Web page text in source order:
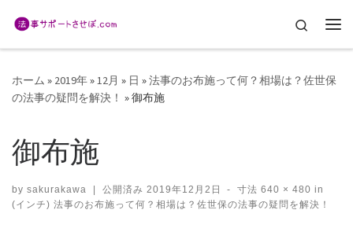
コンテンツへスキップ
Search
ホーム » 2019年»12月 » 日 »法事のお布施って何？相場は？佐世保
の法事の疑問を解決！ »御布施
御布施
by sakurakawa | 公開済み 2019年12月2日 - 寸法 640 × 480 in
(インチ) 法事のお布施って何？相場は？佐世保の法事の疑問を解決！